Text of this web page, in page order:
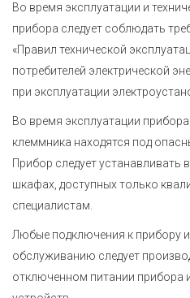
Во время эксплуатации и
прибора следует соблюдать
«Правил технической
потребителей электрической
при эксплуатации
Во время эксплуатации
клеммника находятся под
Прибор следует устанавливать
шкафах, доступных только
специалистам.
Любые подключения к прибору
обслуживанию следует
отключенном питании прибора